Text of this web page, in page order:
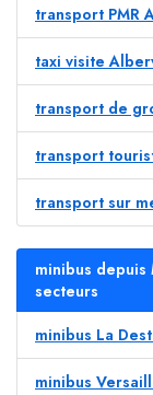
transport PMR
taxi visite
transport de
transport
transport sur
minibus
secteurs
minibus La
minibus